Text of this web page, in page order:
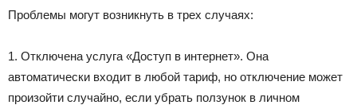
Проблемы могут возникнуть в трех случаях:
1. Отключена услуга «Доступ в интернет». Она
автоматически входит в любой тариф, но отключение может
произойти случайно, если убрать ползунок в личном